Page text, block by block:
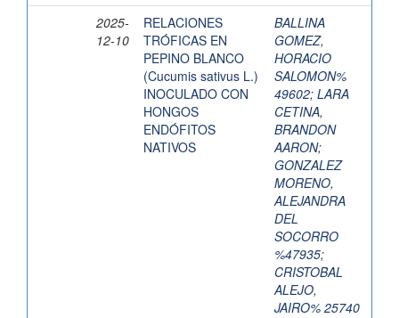
2025-
12-10
RELACIONES
TRÓFICAS EN
PEPINO BLANCO
(Cucumis sativus L.)
INOCULADO CON
HONGOS
ENDÓFITOS
NATIVOS
BALLINA
GOMEZ,
HORACIO
SALOMON%
49602; LARA
CETINA,
BRANDON
AARON;
GONZALEZ
MORENO,
ALEJANDRA
DEL
SOCORRO
%47935;
CRISTOBAL
ALEJO,
JAIRO% 25740